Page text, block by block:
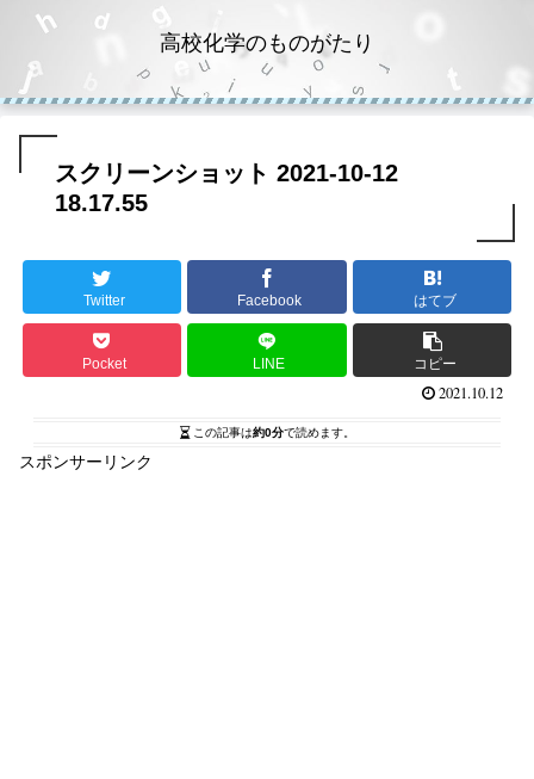
高校化学のものがたり
スクリーンショット 2021-10-12
18.17.55
Twitter Facebook はてブ
Pocket LINE コピー
2021.10.12
この記事は約0分で読めます。
スポンサーリンク